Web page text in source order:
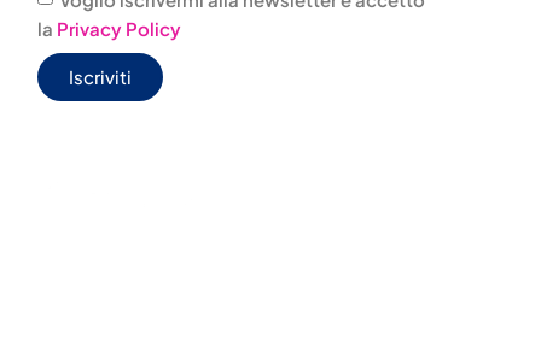
la Privacy Policy
Iscriviti